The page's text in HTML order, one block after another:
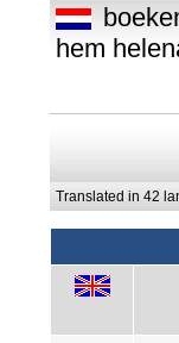
hem
Translated in 42